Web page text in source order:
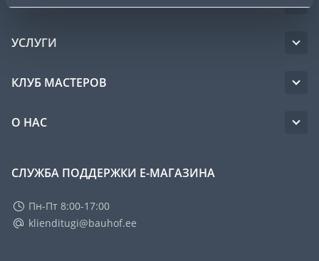
УСЛУГИ
КЛУБ МАСТЕРОВ
О НАС
СЛУЖБА ПОДДЕРЖКИ Е-МАГАЗИНА
Пн-Пт 8:00-17:00
klienditugi@bauhof.ee